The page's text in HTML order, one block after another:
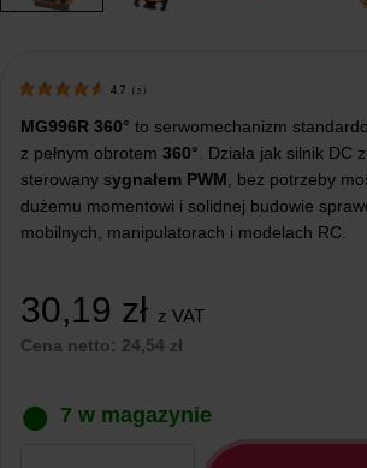
4.7 ( 3 )
MG996R 360° to serwomechanizm
z pełnym obrotem 360° . Działa jak silnik DC
sterowany sygnałem PWM , bez potrzeby
dużemu momentowi i solidnej budowie
mobilnych, manipulatorach i modelach RC.
30,19 zł z VAT
Cena netto: 24,54 zł
7 w magazynie